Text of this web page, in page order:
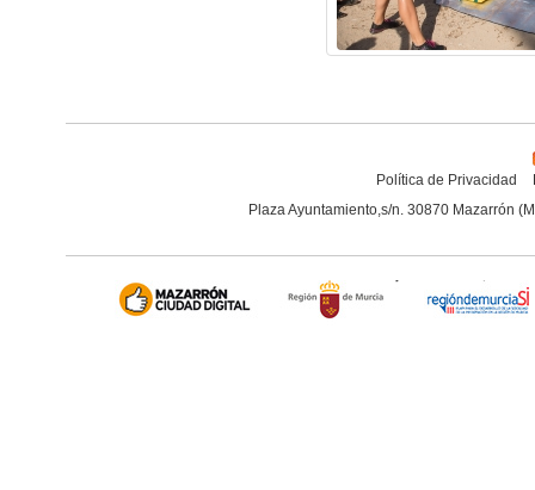
Política de Privacidad
Plaza Ayuntamiento,s/n. 30870 Mazarrón